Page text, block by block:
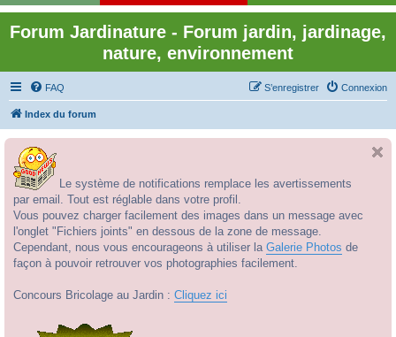
Forum Jardinature - Forum jardin, jardinage,
nature, environnement
FAQ Connexion
S’enregistrer
Index du forum
Le système de notifications remplace les avertissements
par email. Tout est réglable dans votre profil.
Vous pouvez charger facilement des images dans un message avec
l'onglet "Fichiers joints" en dessous de la zone de message.
Cependant, nous vous encourageons à utiliser la Galerie Photos de
façon à pouvoir retrouver vos photographies facilement.
Concours Bricolage au Jardin : Cliquez ici